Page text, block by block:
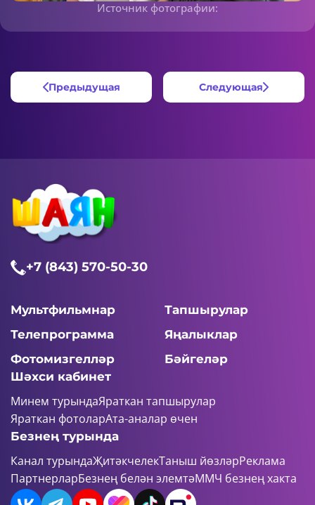
Источник фотографии:
Предыдущая Следующая
+7 (843) 570-50-30
Мультфильмнар
Тапшырулар
Телепрограмма
Яңалыклар
Фотомизгелләр
Бәйгеләр
Шәхси кабинет
Минем турындаЯраткан тапшырулар
Яраткан фотоларАта-аналар өчен
Безнең турында
Канал турындаҖитәкчелекТаныш йөзләрРеклама
ПартнерларБезнең белән элемтәММЧ безнең хакта